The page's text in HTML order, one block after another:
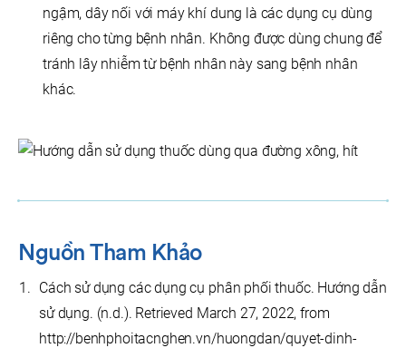
ngậm, dây nối với máy khí dung là các dụng cụ dùng
riêng cho từng bệnh nhân. Không được dùng chung để
tránh lây nhiễm từ bệnh nhân này sang bệnh nhân
khác.
Nguồn Tham Khảo
Cách sử dụng các dụng cụ phân phối thuốc. Hướng dẫn
sử dụng. (n.d.). Retrieved March 27, 2022, from
http://benhphoitacnghen.vn/huongdan/quyet-dinh-